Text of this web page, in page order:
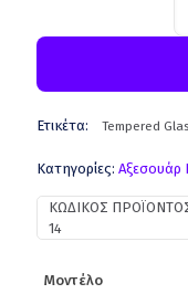
Ετικέτα: Tempered
Κατηγορίες: Aξεσουάρ
ΚΩΔΙΚΌΣ
14
Μοντέλο